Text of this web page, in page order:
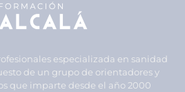
especializada en sanidad
de un grupo de orientadores y
que imparte desde el año 2000